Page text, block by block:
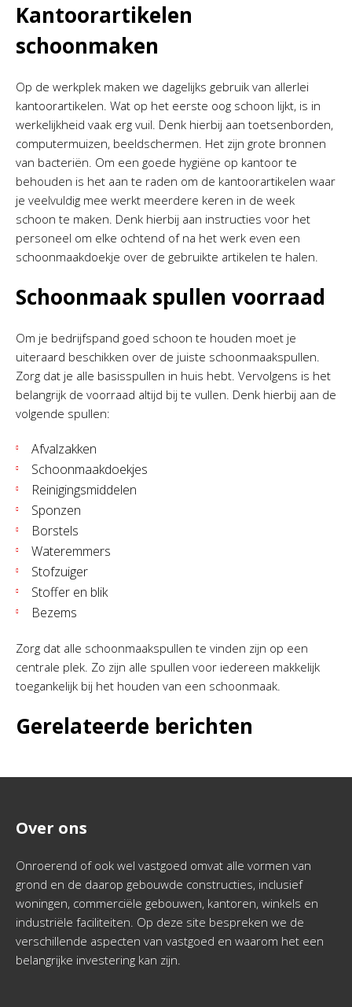
Kantoorartikelen
schoonmaken
Op de werkplek maken we dagelijks gebruik van allerlei
kantoorartikelen. Wat op het eerste oog schoon lijkt, is in
werkelijkheid vaak erg vuil. Denk hierbij aan toetsenborden,
computermuizen, beeldschermen. Het zijn grote bronnen
van bacteriën. Om een goede hygiëne op kantoor te
behouden is het aan te raden om de kantoorartikelen waar
je veelvuldig mee werkt meerdere keren in de week
schoon te maken. Denk hierbij aan instructies voor het
personeel om elke ochtend of na het werk even een
schoonmaakdoekje over de gebruikte artikelen te halen.
Schoonmaak spullen voorraad
Om je bedrijfspand goed schoon te houden moet je
uiteraard beschikken over de juiste schoonmaakspullen.
Zorg dat je alle basisspullen in huis hebt. Vervolgens is het
belangrijk de voorraad altijd bij te vullen. Denk hierbij aan de
volgende spullen:
Afvalzakken
Schoonmaakdoekjes
Reinigingsmiddelen
Sponzen
Borstels
Wateremmers
Stofzuiger
Stoffer en blik
Bezems
Zorg dat alle schoonmaakspullen te vinden zijn op een
centrale plek. Zo zijn alle spullen voor iedereen makkelijk
toegankelijk bij het houden van een schoonmaak.
Gerelateerde berichten
Over ons
Onroerend of ook wel vastgoed omvat alle vormen van
grond en de daarop gebouwde constructies, inclusief
woningen, commerciële gebouwen, kantoren, winkels en
industriële faciliteiten. Op deze site bespreken we de
verschillende aspecten van vastgoed en waarom het een
belangrijke investering kan zijn.